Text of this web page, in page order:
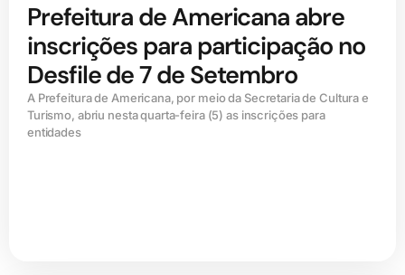
Prefeitura de Americana abre
inscrições para participação no
Desfile de 7 de Setembro
A Prefeitura de Americana, por meio da Secretaria de Cultura e
Turismo, abriu nesta quarta-feira (5) as inscrições para
entidades